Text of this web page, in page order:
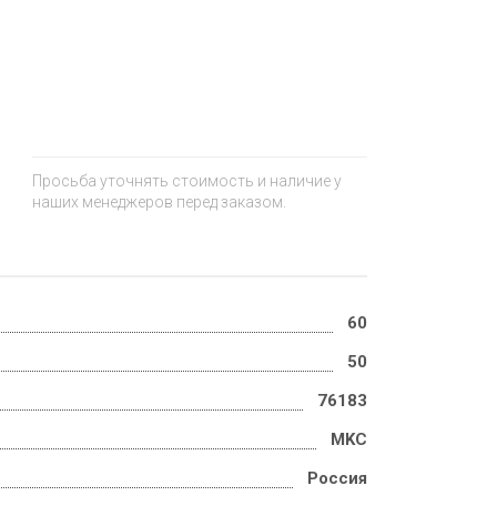
Просьба уточнять стоимость и наличие у
наших менеджеров перед заказом.
60
50
76183
MKC
Россия